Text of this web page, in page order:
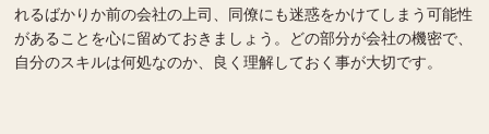
れるばかりか前の会社の上司、同僚にも迷惑をかけてしまう可能性
があることを心に留めておきましょう。どの部分が会社の機密で、
自分のスキルは何処なのか、良く理解しておく事が大切です。